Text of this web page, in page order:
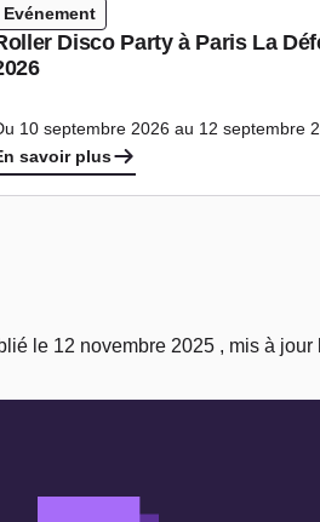
Evénement
Disco Party à Paris La
10 septembre 2026 au 12 septembre
savoir plus
le 12 novembre 2025 , mis à